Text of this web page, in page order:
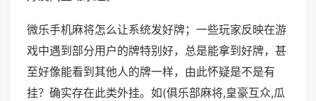
微乐手机麻将怎么让系统发好牌；一些玩家反映在游
戏中遇到部分用户的牌特别好，总是能拿到好牌，甚
至好像能看到其他人的牌一样，由此怀疑是不是有
挂？确实存在此类外挂。如(俱乐部麻将,皇豪互众,瓜